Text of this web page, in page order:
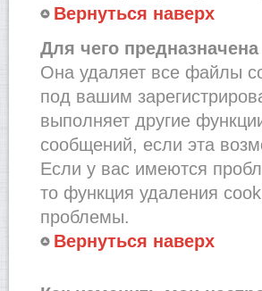
Вернуться наверх
Для чего
Она удаляет все файлы
под вашим
выполняет другие
сообщений, если эта
Если у вас имеются
то функция удаления
проблемы.
Вернуться наверх